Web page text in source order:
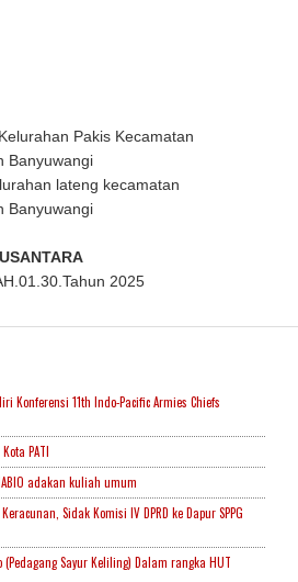
Pakis Kecamatan
Banyuwangi
lateng kecamatan
Banyuwangi
2025
Konferensi 11th Indo-Pacific Armies Chiefs
PATI
adakan kuliah umum
Sidak Komisi IV DPRD ke Dapur SPPG
Sayur Keliling) Dalam rangka HUT